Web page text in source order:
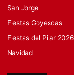
San Jorge
Fiestas Goyescas
Fiestas del Pilar 2026
Navidad